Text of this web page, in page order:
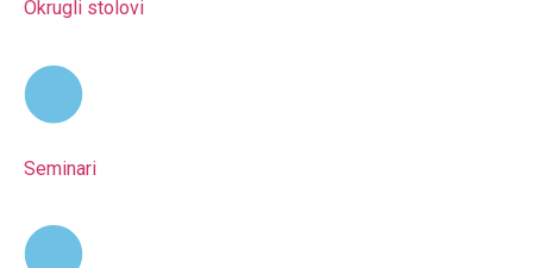
Okrugli stolovi
Seminari